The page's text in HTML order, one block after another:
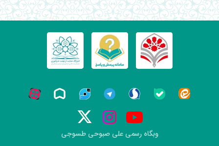
وبگاه رسمی علی صبوحی طسوجی